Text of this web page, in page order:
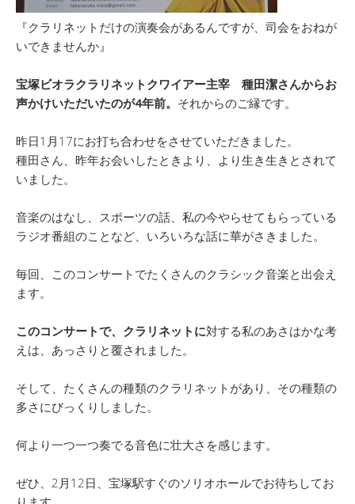
『クラリネットだけの演奏会があるんですが、司会をおねが
いできませんか』
宝塚ビオラクラリネットクワイアー主宰 種田潔さんからお
声かけいただいたのが4年前。 それからのご縁です。
昨日1月17にお打ち合わせをさせていただきました。
種田さん、昨年お会いしたときより、より生き生きとされて
いました。
音楽のはなし、スポーツの話、私の今やらせてもらっている
ラジオ番組のことなど、いろいろな話に華がさきました。
毎回、このコンサートでたくさんのクラシック音楽と出会え
ます。
このコンサートで、クラリネットに対する私のあさはかな考
えは、あっさりと覆されました。
そして、たくさんの種類のクラリネットがあり、その種類の
多さにびっくりしました。
何より一つ一つ奏でる音色に壮大さを感じます。
ぜひ、2月12日、宝塚駅すぐのソリオホールでお待ちしてお